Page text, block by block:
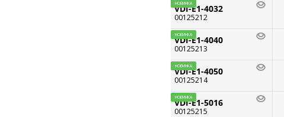
НОВИНКА
VDI-E1-4032
00125212
НОВИНКА
VDI-E1-4040
00125213
НОВИНКА
VDI-E1-4050
00125214
НОВИНКА
VDI-E1-5016
00125215